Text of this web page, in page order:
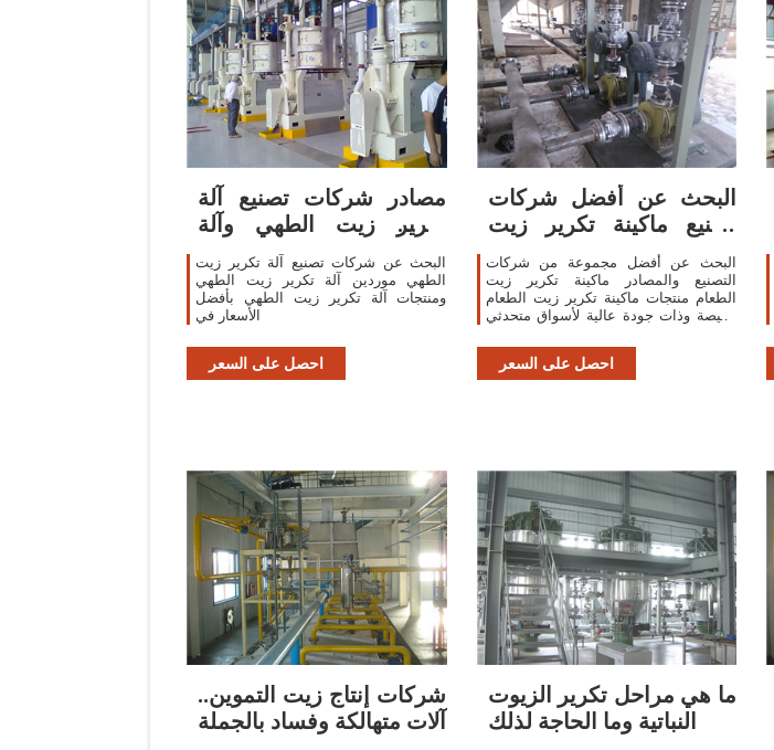
مصادر شركات تصنيع آلة
تكرير زيت الطهي وآلة
تكرير زيت الطهي
البحث عن شركات تصنيع آلة تكرير زيت
الطهي موردين آلة تكرير زيت الطهي
ومنتجات آلة تكرير زيت الطهي بأفضل
الأسعار في
احصل على السعر
البحث عن أفضل شركات
تصنيع ماكينة تكرير زيت
الطعام وماكينة
البحث عن أفضل مجموعة من شركات
التصنيع والمصادر ماكينة تكرير زيت
الطعام منتجات ماكينة تكرير زيت الطعام
رخيصة وذات جودة عالية لأسواق متحدثي
احصل على السعر
شركات إنتاج زيت التموين..
آلات متهالكة وفساد بالجملة
ما هي مراحل تكرير الزيوت
النباتية وما الحاجة لذلك